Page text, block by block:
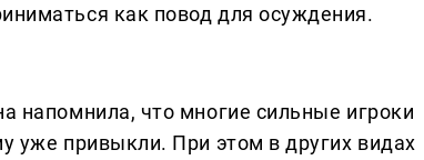
как повод для осуждения.
напомнила, что многие сильные игроки
уже привыкли. При этом в других видах